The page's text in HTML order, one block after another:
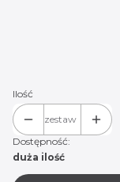
Ilość
zestaw
Dostępność:
duża ilość